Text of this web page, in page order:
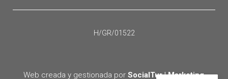
H/GR/01522
Web creada y gestionada porSocialTur | Marketing